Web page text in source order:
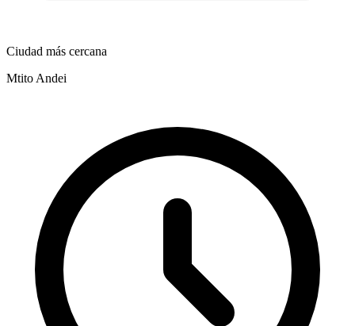
Ciudad más cercana
Mtito Andei